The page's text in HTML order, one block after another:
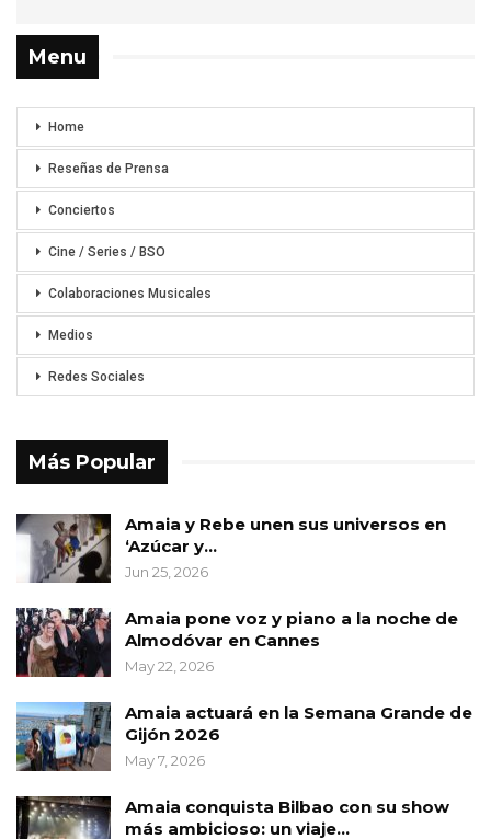
Menu
Home
Reseñas de Prensa
Conciertos
Cine / Series / BSO
Colaboraciones Musicales
Medios
Redes Sociales
Más Popular
Amaia y Rebe unen sus universos en
‘Azúcar y…
Jun 25, 2026
Amaia pone voz y piano a la noche de
Almodóvar en Cannes
May 22, 2026
Amaia actuará en la Semana Grande de
Gijón 2026
May 7, 2026
Amaia conquista Bilbao con su show
más ambicioso: un viaje…